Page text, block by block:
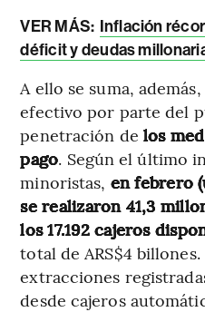
VER MÁS: Inflación
déficit y deudas
A ello se suma,
efectivo por parte del
penetración de los
pago. Según el último
minoristas, en febrero
se realizaron 41,3
los 17.192 cajeros
total de ARS$4
extracciones
desde cajeros